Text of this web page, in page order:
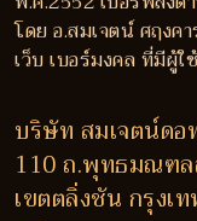
โดย อ.สมเจตน์ ศฤงค
เว็บ เบอร์มงคล ที่มีผู้
บริษัท สมเจตน์ดอ
110 ถ.พุทธมณฑล
เขตตลิ่งชัน กรุงเ